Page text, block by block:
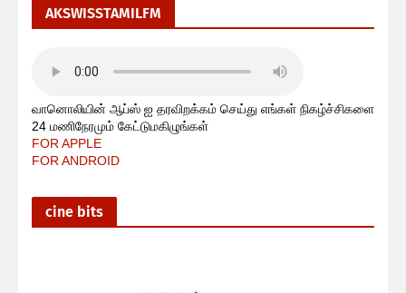
AKSWISSTAMILFM
வானொலியின் ஆப்ஸ் ஐ தரவிறக்கம் செய்து எங்கள் நிகழ்ச்சிகளை
24 மணிநேரமும் கேட்டுமகிழுங்கள்
FOR APPLE
FOR ANDROID
cine bits